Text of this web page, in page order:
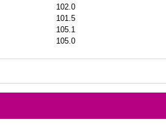
102.0
101.5
105.1
105.0